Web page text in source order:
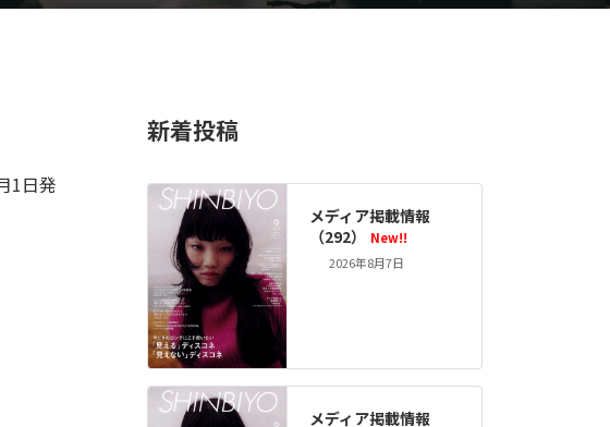
1日発
新着投稿
メディア掲載情報
（292）
New!!
2026年8月7日
メディア掲載情報